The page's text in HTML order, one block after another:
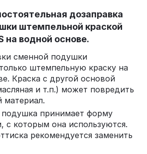
дозаправка
штемпельной краской
на водной основе.
сменной подушки
штемпельную краску на
Краска с другой основой
и т.п.) может повредить
материал.
принимает форму
с которым она используются.
рекомендуется заменить